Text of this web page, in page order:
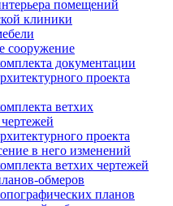
помещений
клиники
сооружение
документации
проекта
ветхих
проекта
в него изменений
ветхих чертежей
обмеров
планов